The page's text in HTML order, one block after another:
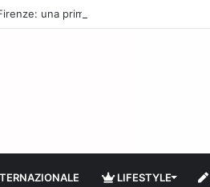
una prima ripresa solo a settembre
LIFESTYLE